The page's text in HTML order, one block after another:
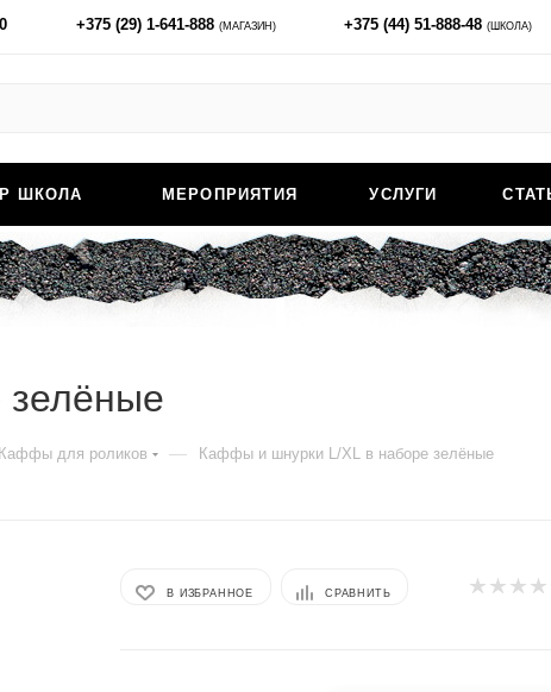
+375 (29) 1-641-888 (МАГАЗИН) +375 (44) 51-888-48(ШКОЛА)
ШКОЛА МЕРОПРИЯТИЯ УСЛУГИ
Каффы для роликов — Каффы и шнурки L/XL в наборе зелёные
В ИЗБРАННОЕ СРАВНИТЬ